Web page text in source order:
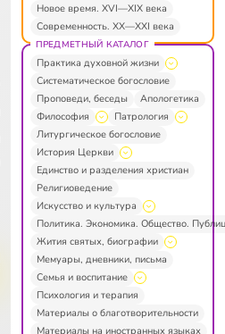
Новое время. XVI—XIX века
Современность. XX—XXI века
ПРЕДМЕТНЫЙ КАТАЛОГ
Практика духовной жизни
Систематическое богословие
Проповеди, беседы
Апологетика
Философия
Патрология
Литургическое богословие
История Церкви
Единство и разделения христиан
Религиоведение
Искусство и культура
Политика. Экономика. Общество.
Жития святых, биографии
Мемуары, дневники, письма
Семья и воспитание
Психология и терапия
Материалы о благотворительности
Материалы на иностранных языках